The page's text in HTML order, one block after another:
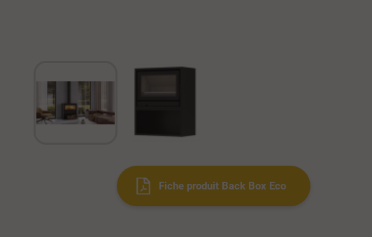
Fiche produit Back Box Eco